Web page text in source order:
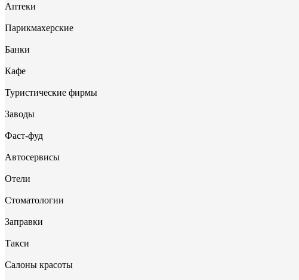
Аптеки
Парикмахерские
Банки
Кафе
Туристические фирмы
Заводы
Фаст-фуд
Автосервисы
Отели
Стоматологии
Заправки
Такси
Салоны красоты